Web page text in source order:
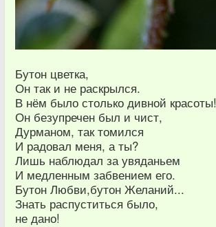
Бутон цветка,
Он так и не раскрылся.
В нём было столько дивной красоты!
Он безупречен был и чист,
Дурманом, так томился
И радовал меня, а ты?
Лишь наблюдал за увяданьем
И медленным забвением его.
Бутон Любви,бутон Желаний...
Знать распуститься было,
не дано!